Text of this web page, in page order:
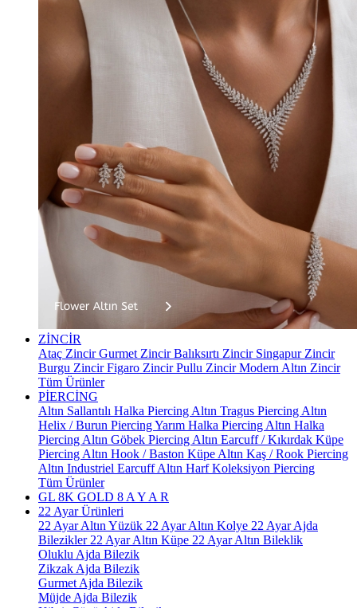
ZİNCİR
Ataç ZincirGurmet ZincirBalıksırtı Zincir Singapur Zincir
Burgu ZincirFigaro ZincirPullu ZincirModern Altın Zincir
Tüm Ürünler
PİERCİNG
Altın Sallantılı Halka Piercing Altın Tragus Piercing Altın
Helix / Burun PiercingYarım Halka Piercing Altın Halka
Piercing Altın Göbek Piercing Altın Earcuff / Kıkırdak Küpe
Piercing Altın Hook / Baston Küpe Altın Kaş / Rook Piercing
Altın Industriel EarcuffAltın Harf Koleksiyon Piercing
Tüm Ürünler
GL 8K GOLD 8 A Y A R
22 Ayar Ürünleri
22 Ayar Altın Yüzük 22 Ayar Altın Kolye 22 Ayar Ajda
Bilezikler 22 Ayar Altın Küpe 22 Ayar Altın Bileklik
Oluklu Ajda Bilezik
Zikzak Ajda Bilezik
Gurmet Ajda Bilezik
Müjde Ajda Bilezik